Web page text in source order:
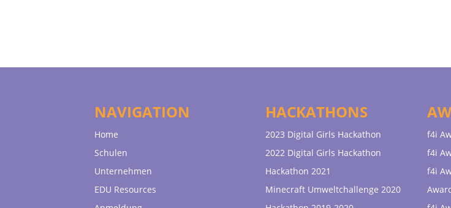
NAVIGATION
Home
Schulen
Unternehmen
EDU Resources
HACKATHONS
2023 Digital Girls Hackathon
2022 Digital Girls Hackathon
Hackathon 2021
Minecraft Umweltchallenge 2020
f4i
f4i
f4i